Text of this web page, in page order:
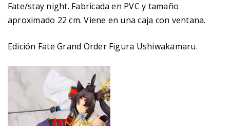
Fate/stay night. Fabricada en PVC y tamaño
aproximado 22 cm. Viene en una caja con ventana.
Edición Fate Grand Order Figura Ushiwakamaru.